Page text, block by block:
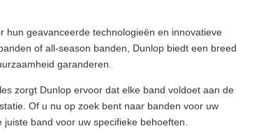
hun geavanceerde technologieën en innovatieve
of all-season banden, Dunlop biedt een breed
garanderen.
zorgt Dunlop ervoor dat elke band voldoet aan de
Of u nu op zoek bent naar banden voor uw
band voor uw specifieke behoeften.